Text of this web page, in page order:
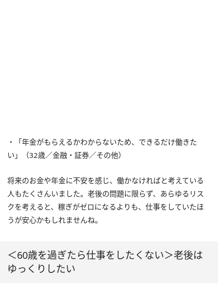
・「年金がもらえるかわからないため、できるだけ働きた
い」（32歳／金融・証券／その他）
将来のお金や年金に不安を感じ、働かなければと考えている
人もたくさんいました。老後の問題に限らず、あらゆるリス
クを考えると、稼ぎがゼロになるよりも、仕事をしていたほ
うが安心かもしれませんね。
＜60歳を過ぎたら仕事をしたくない＞老後は
ゆっくりしたい